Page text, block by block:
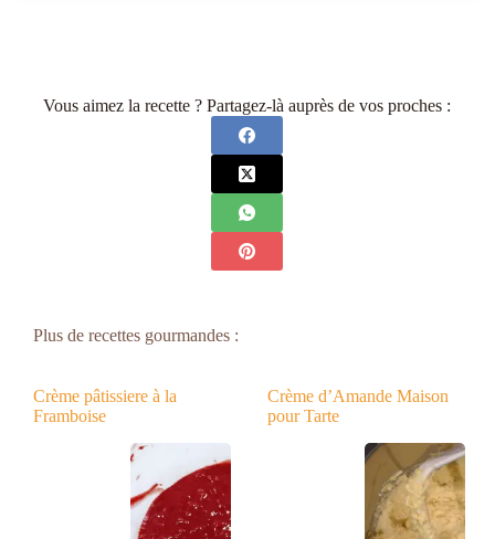
Vous aimez la recette ? Partagez-là auprès de vos proches :
Plus de recettes gourmandes :
Crème pâtissiere à la
Framboise
Crème d’Amande Maison
pour Tarte